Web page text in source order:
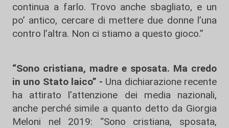
continua a farlo. Trovo anche sbagliato, e un
po’ antico, cercare di mettere due donne l’una
contro l’altra. Non ci stiamo a questo gioco.”
“Sono cristiana, madre e sposata. Ma credo
in uno Stato laico” - Una dichiarazione recente
ha attirato l’attenzione dei media nazionali,
anche perché simile a quanto detto da Giorgia
Meloni nel 2019: “Sono cristiana, sposata,